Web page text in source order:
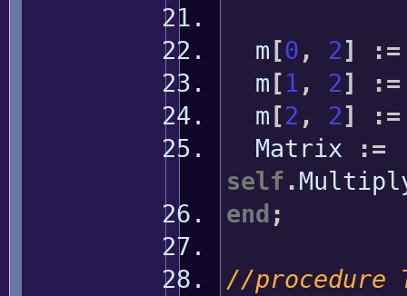
m [0 , 2] :=
m [1 , 2] :=
m [2 , 2] :=
Matrix
:=
self .
end ;
//procedure